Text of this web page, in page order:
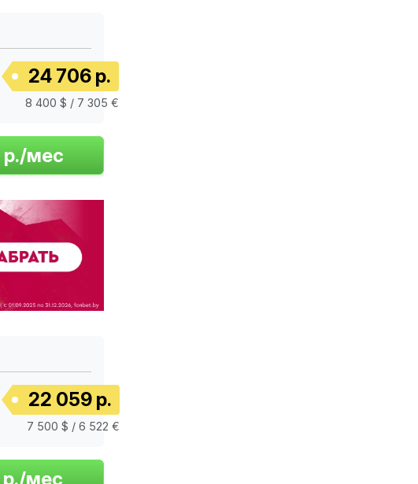
24 706 р.
8 400 $ / 7 305 €
22 059 р.
7 500 $ / 6 522 €